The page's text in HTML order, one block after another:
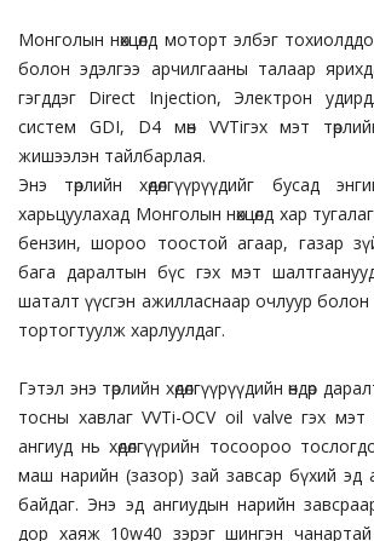
Монголын нөхцөлд моторт элбэг
болон эдэлгээ арчилгааны талаар
гэгддэг Direct Injection, Электрон
систем GDI, D4 мөн VVTiгэх мэт
жишээлэн тайлбарлая.
Энэ төрлийн хөдөлгүүрүүдийг бусад
харьцуулахад Монголын нөхцөлд хар
бензин, шороо тоостой агаар, газар
бага даралтын бүс гэх мэт
шаталт үүсгэн ажилласнаар очлуур
тортогтуулж харлуулдаг.
Гэтэл энэ төрлийн хөдөлгүүрүүдийн өндөр
тосны хавлаг VVTi-OCV oil valve гэх
ангиуд нь хөдөлгүүрийн тосоороо
маш нарийн (зазор) зай завсар бүхий эд
байдаг. Энэ эд ангиудын нарийн
дор хаяж 10w40 зэрэг шингэн чанартай